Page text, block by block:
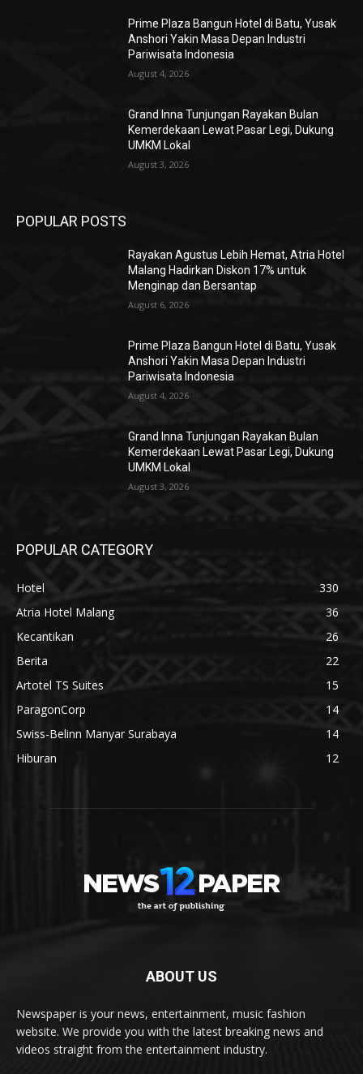
Prime Plaza Bangun Hotel di Batu, Yusak
Anshori Yakin Masa Depan Industri
Pariwisata Indonesia
August 4, 2026
Grand Inna Tunjungan Rayakan Bulan
Kemerdekaan Lewat Pasar Legi, Dukung
UMKM Lokal
August 3, 2026
POPULAR POSTS
Rayakan Agustus Lebih Hemat, Atria Hotel
Malang Hadirkan Diskon 17% untuk
Menginap dan Bersantap
August 6, 2026
Prime Plaza Bangun Hotel di Batu, Yusak
Anshori Yakin Masa Depan Industri
Pariwisata Indonesia
August 4, 2026
Grand Inna Tunjungan Rayakan Bulan
Kemerdekaan Lewat Pasar Legi, Dukung
UMKM Lokal
August 3, 2026
POPULAR CATEGORY
Hotel
330
Atria Hotel Malang
36
Kecantikan
26
Berita
22
Artotel TS Suites
15
ParagonCorp
14
Swiss-Belinn Manyar Surabaya
14
Hiburan
12
ABOUT US
Newspaper is your news, entertainment, music fashion
website. We provide you with the latest breaking news and
videos straight from the entertainment industry.